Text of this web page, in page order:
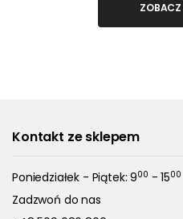
ZOBACZ
Kontakt ze sklepem
Poniedziałek - Piątek: 900 - 1500
Zadzwoń do nas